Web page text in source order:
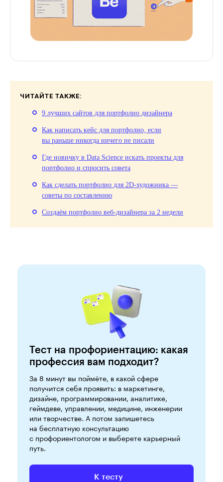
ЧИТАЙТЕ ТАКЖЕ:
9 лучших сайтов для портфолио дизайнера
Как написать кейс для портфолио, если
вы раньше никогда ничего не писали
Где новичку в Data Science искать проекты для
портфолио и спросить совета
Как сделать портфолио для 2D‑художника —
советы по составлению
Создаём портфолио веб-дизайнера за 2 недели
Тест на профориентацию: какая
профессия вам подходит?
За 8 минут вы поймёте, в какой сфере
получится себя проявить: в маркетинге,
дизайне, программировании, аналитике,
геймдеве, управлении, медицине, инженерии
или творчестве. А потом запишетесь
на бесплатную консультацию
с профориентологом и выберете карьерный
путь.
К тесту